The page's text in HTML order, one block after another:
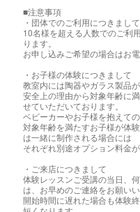
■注意事項
・団体でのご利用につきまして
10名様を超える人数でのご利
ります。
お申し込みご希望の場合はお
・お子様の体験につきまして
教室内には陶器やガラス製品
安全上の理由から対象年齢に
せていただいております。
ベビーカーやお子様を抱えて
対象年齢を満たすお子様が体
は一緒に制作される場合には
それぞれ別途オプション料金が
・ご来店につきまして
体験レッスンご受講の当日、
は、お早めのご連絡をお願いい
開始時間に遅れた場合も体験